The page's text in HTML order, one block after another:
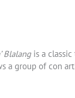
Blalangis a classic
a group of con